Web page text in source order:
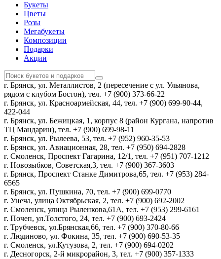
Букеты
Цветы
Розы
Мегабукеты
Композиции
Подарки
Акции
г. Брянск, ул. Металлистов, 2 (пересечение с ул. Ульянова,
рядом с клубом Бостон), тел. +7 (900) 373-66-22
г. Брянск, ул. Красноармейская, 44, тел. +7 (900) 699-90-44,
422-044
г. Брянск, ул. Бежицкая, 1, корпус 8 (район Кургана, напротив
ТЦ Мандарин), тел. +7 (900) 699-98-11
г. Брянск, ул. Рылеева, 53, тел. +7 (952) 960-35-53
г. Брянск, ул. Авиационная, 28, тел. +7 (950) 694-2828
г. Смоленск, Проспект Гагарина, 12/1, тел. +7 (951) 707-1212
г. Новозыбков, Советская,3, тел. +7 (900) 367-3603
г. Брянск, Проспект Станке Димитрова,65, тел. +7 (953) 284-
6565
г. Брянск, ул. Пушкина, 70, тел. +7 (900) 699-0770
г. Унеча, улица Октябрьская, 2, тел. +7 (900) 692-2002
г. Смоленск, улица Рыленкова,61А, тел. +7 (953) 299-6161
г. Почеп, ул.Толстого, 24, тел. +7 (900) 693-2424
г. Трубчевск, ул.Брянская,66, тел. +7 (900) 370-80-66
г. Людиново, ул. Фокина, 35, тел. +7 (900) 690-53-35
г. Смоленск, ул.Кутузова, 2, тел. +7 (900) 694-0202
г. Десногорск, 2-й микрорайон, 3, тел. +7 (900) 357-1333